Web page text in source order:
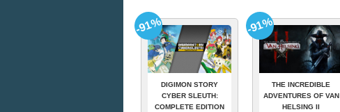
DIGIMON STORY
CYBER SLEUTH:
COMPLETE EDITION
-91%
THE INCREDIBLE
ADVENTURES OF VAN
HELSING II
-91%